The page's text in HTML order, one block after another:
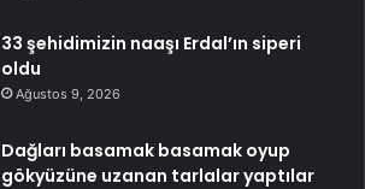
33 şehidimizin naaşı Erdal’ın siperi
oldu
Ağustos 9, 2026
Dağları basamak basamak oyup
gökyüzüne uzanan tarlalar yaptılar